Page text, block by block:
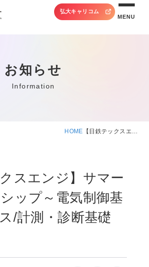
弘大キャリコム
MENU
お知らせ
Information
HOME 【日鉄テックスエ…
クスエンジ】サマー
ップ～電気制御基
/計測・診断基礎